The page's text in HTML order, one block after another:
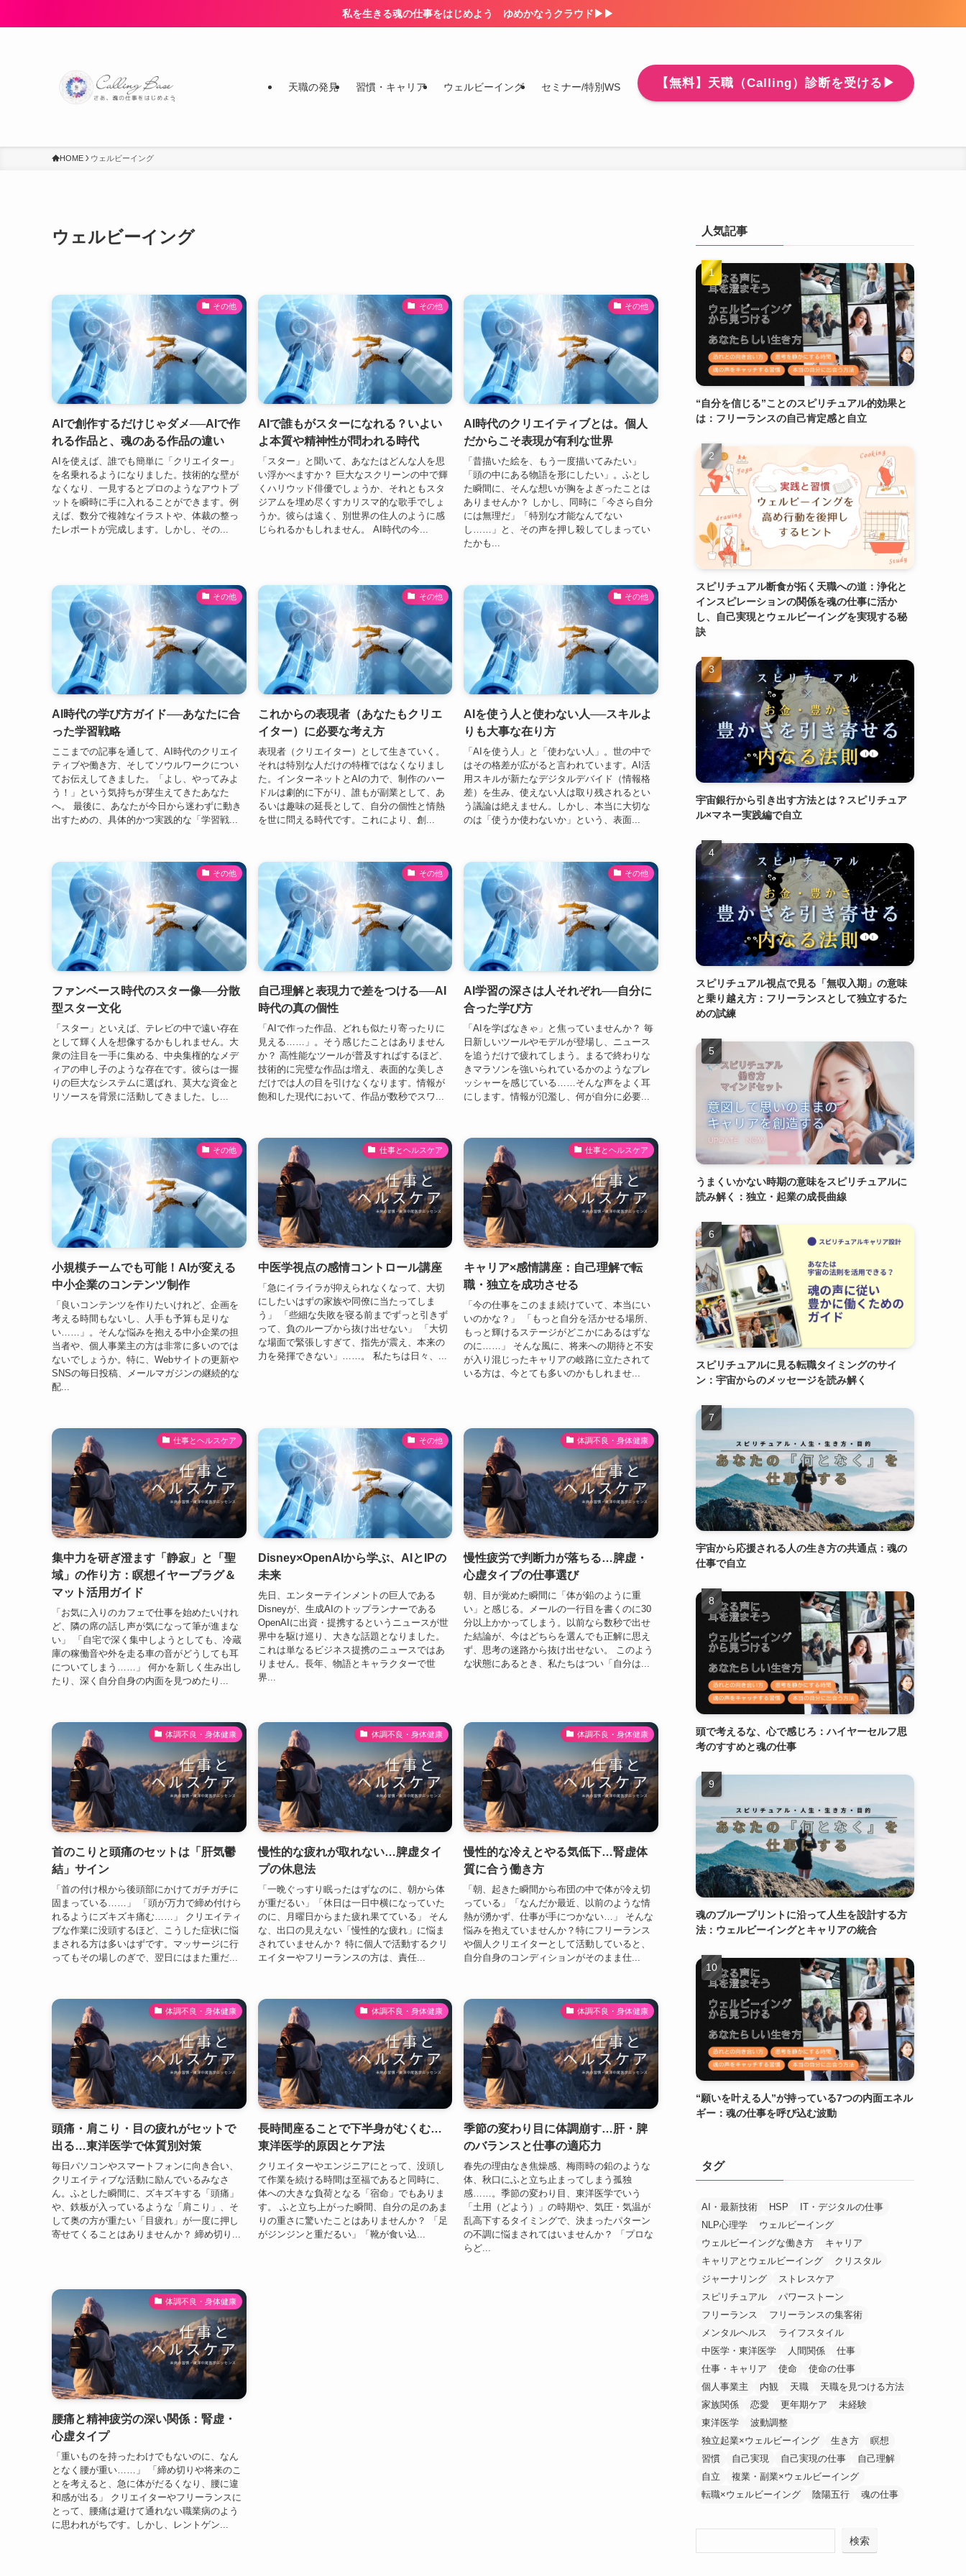
私を生きる魂の仕事をはじめよう ゆめかなうクラウド▶▶
天職の発見 習慣・キャリア ウェルビーイング セミナー/特別WS 【無料】天職（Calling）診断を受ける▶
HOME ウェルビーイング
ウェルビーイング
その他
AIで創作するだけじゃダメ──AIで作
れる作品と、魂のある作品の違い
AIを使えば、誰でも簡単に「クリエイター」
を名乗れるようになりました。技術的な壁が
なくなり、一見するとプロのようなアウトプ
ットを瞬時に手に入れることができます。例
えば、数分で複雑なイラストや、体裁の整っ
たレポートが完成します。しかし、その...
その他
AIで誰もがスターになれる？いよい
よ本質や精神性が問われる時代
「スター」と聞いて、あなたはどんな人を思
い浮かべますか？ 巨大なスクリーンの中で輝
くハリウッド俳優でしょうか、それともスタ
ジアムを埋め尽くすカリスマ的な歌手でしょ
うか。彼らは遠く、別世界の住人のように感
じられるかもしれません。 AI時代の今...
その他
AI時代のクリエイティブとは。個人
だからこそ表現が有利な世界
「昔描いた絵を、もう一度描いてみたい」
「頭の中にある物語を形にしたい」。ふとし
た瞬間に、そんな想いが胸をよぎったことは
ありませんか？ しかし、同時に「今さら自分
には無理だ」「特別な才能なんてない
し……」と、その声を押し殺してしまってい
たかも...
その他
AI時代の学び方ガイド──あなたに合
った学習戦略
ここまでの記事を通して、AI時代のクリエイ
ティブや働き方、そしてソウルワークについ
てお伝えしてきました。「よし、やってみよ
う！」という気持ちが芽生えてきたあなた
へ。 最後に、あなたが今日から迷わずに動き
出すための、具体的かつ実践的な「学習戦...
その他
これからの表現者（あなたもクリエ
イター）に必要な考え方
表現者（クリエイター）として生きていく。
それは特別な人だけの特権ではなくなりまし
た。インターネットとAIの力で、制作のハー
ドルは劇的に下がり、誰もが副業として、あ
るいは趣味の延長として、自分の個性と情熱
を世に問える時代です。これにより、創...
その他
AIを使う人と使わない人──スキルよ
りも大事な在り方
「AIを使う人」と「使わない人」。世の中で
はその格差が広がると言われています。AI活
用スキルが新たなデジタルデバイド（情報格
差）を生み、使えない人は取り残されるとい
う議論は絶えません。しかし、本当に大切な
のは「使うか使わないか」という、表面...
その他
ファンベース時代のスター像──分散
型スター文化
「スター」といえば、テレビの中で遠い存在
として輝く人を想像するかもしれません。大
衆の注目を一手に集める、中央集権的なメデ
ィアの申し子のような存在です。彼らは一握
りの巨大なシステムに選ばれ、莫大な資金と
リソースを背景に活動してきました。し...
その他
自己理解と表現力で差をつける──AI
時代の真の個性
「AIで作った作品、どれも似たり寄ったりに
見える……」。そう感じたことはありません
か？ 高性能なツールが普及すればするほど、
技術的に完璧な作品は増え、表面的な美しさ
だけでは人の目を引けなくなります。情報が
飽和した現代において、作品が数秒でスワ...
その他
AI学習の深さは人それぞれ──自分に
合った学び方
「AIを学ばなきゃ」と焦っていませんか？ 毎
日新しいツールやモデルが登場し、ニュース
を追うだけで疲れてしまう。まるで終わりな
きマラソンを強いられているかのようなプレ
ッシャーを感じている……そんな声をよく耳
にします。情報が氾濫し、何が自分に必要...
その他
小規模チームでも可能！AIが変える
中小企業のコンテンツ制作
「良いコンテンツを作りたいけれど、企画を
考える時間もないし、人手も予算も足りな
い……」。そんな悩みを抱える中小企業の担
当者や、個人事業主の方は非常に多いのでは
ないでしょうか。特に、Webサイトの更新や
SNSの毎日投稿、メールマガジンの継続的な
配...
仕事とヘルスケア
中医学視点の感情コントロール講座
「急にイライラが抑えられなくなって、大切
にしたいはずの家族や同僚に当たってしま
う」 「些細な失敗を寝る前までずっと引きず
って、負のループから抜け出せない」 「大切
な場面で緊張しすぎて、指先が震え、本来の
力を発揮できない」……。 私たちは日々、...
仕事とヘルスケア
キャリア×感情講座：自己理解で転
職・独立を成功させる
「今の仕事をこのまま続けていて、本当にい
いのかな？」 「もっと自分を活かせる場所、
もっと輝けるステージがどこかにあるはずな
のに……」 そんな風に、将来への期待と不安
が入り混じったキャリアの岐路に立たされて
いる方は、今とても多いのかもしれませ...
仕事とヘルスケア
集中力を研ぎ澄ます「静寂」と「聖
域」の作り方：瞑想イヤープラグ＆
マット活用ガイド
「お気に入りのカフェで仕事を始めたいけれ
ど、隣の席の話し声が気になって筆が進まな
い」 「自宅で深く集中しようとしても、冷蔵
庫の稼働音や外を走る車の音がどうしても耳
についてしまう……」 何かを新しく生み出し
たり、深く自分自身の内面を見つめたり...
その他
Disney×OpenAIから学ぶ、AIとIPの
未来
先日、エンターテインメントの巨人である
Disneyが、生成AIのトップランナーである
OpenAIに出資・提携するというニュースが世
界中を駆け巡り、大きな話題となりました。
これは単なるビジネス提携のニュースではあ
りません。長年、物語とキャラクターで世
界...
体調不良・身体健康
慢性疲労で判断力が落ちる…脾虚・
心虚タイプの仕事選び
朝、目が覚めた瞬間に「体が鉛のように重
い」と感じる。メールの一行目を書くのに30
分以上かかってしまう。以前なら数秒で出せ
た結論が、今はどちらを選んでも正解に思え
ず、思考の迷路から抜け出せない。 このよう
な状態にあるとき、私たちはつい「自分は...
体調不良・身体健康
首のこりと頭痛のセットは「肝気鬱
結」サイン
「首の付け根から後頭部にかけてガチガチに
固まっている……」 「頭が万力で締め付けら
れるようにズキズキ痛む……」 クリエイティ
ブな作業に没頭するほど、こうした症状に悩
まされる方は多いはずです。マッサージに行
ってもその場しのぎで、翌日にはまた重だ...
体調不良・身体健康
慢性的な疲れが取れない…脾虚タイ
プの休息法
「一晩ぐっすり眠ったはずなのに、朝から体
が重だるい」「休日は一日中横になっていた
のに、月曜日からまた疲れ果てている」 そん
な、出口の見えない「慢性的な疲れ」に悩ま
されていませんか？ 特に個人で活動するクリ
エイターやフリーランスの方は、責任...
体調不良・身体健康
慢性的な冷えとやる気低下…腎虚体
質に合う働き方
「朝、起きた瞬間から布団の中で体が冷え切
っている」「なんだか最近、以前のような情
熱が湧かず、仕事が手につかない…」 そんな
悩みを抱えていませんか？特にフリーランス
や個人クリエイターとして活動していると、
自分自身のコンディションがそのまま仕...
体調不良・身体健康
頭痛・肩こり・目の疲れがセットで
出る…東洋医学で体質別対策
毎日パソコンやスマートフォンに向き合い、
クリエイティブな活動に励んでいるみなさ
ん。ふとした瞬間に、ズキズキする「頭痛」
や、鉄板が入っているような「肩こり」、そ
して奥の方が重たい「目疲れ」が一度に押し
寄せてくることはありませんか？ 締め切り...
体調不良・身体健康
長時間座ることで下半身がむくむ…
東洋医学的原因とケア法
クリエイターやエンジニアにとって、没頭し
て作業を続ける時間は至福であると同時に、
体への大きな負荷となる「宿命」でもありま
す。 ふと立ち上がった瞬間、自分の足のあま
りの重さに驚いたことはありませんか？ 「足
がジンジンと重だるい」「靴が食い込...
体調不良・身体健康
季節の変わり目に体調崩す…肝・脾
のバランスと仕事の適応力
春先の理由なき焦燥感、梅雨時の鉛のような
体、秋口にふと立ち止まってしまう孤独
感……。季節の変わり目、東洋医学でいう
「土用（どよう）」の時期や、気圧・気温が
乱高下するタイミングで、決まったパターン
の不調に悩まされてはいませんか？ 「プロな
らど...
体調不良・身体健康
腰痛と精神疲労の深い関係：腎虚・
心虚タイプ
「重いものを持ったわけでもないのに、なん
となく腰が重い……」 「締め切りや将来のこ
とを考えると、急に体がだるくなり、腰に違
和感が出る」 クリエイターやフリーランスに
とって、腰痛は避けて通れない職業病のよう
に思われがちです。しかし、レントゲン...
人気記事
“自分を信じる”ことのスピリチュアル的効果と
は：フリーランスの自己肯定感と自立
スピリチュアル断食が拓く天職への道：浄化と
インスピレーションの関係を魂の仕事に活か
し、自己実現とウェルビーイングを実現する秘
訣
宇宙銀行から引き出す方法とは？スピリチュア
ル×マネー実践編で自立
スピリチュアル視点で見る「無収入期」の意味
と乗り越え方：フリーランスとして独立するた
めの試練
うまくいかない時期の意味をスピリチュアルに
読み解く：独立・起業の成長曲線
スピリチュアルに見る転職タイミングのサイ
ン：宇宙からのメッセージを読み解く
宇宙から応援される人の生き方の共通点：魂の
仕事で自立
頭で考えるな、心で感じろ：ハイヤーセルフ思
考のすすめと魂の仕事
魂のブループリントに沿って人生を設計する方
法：ウェルビーイングとキャリアの統合
“願いを叶える人”が持っている7つの内面エネル
ギー：魂の仕事を呼び込む波動
タグ
AI・最新技術 HSP
IT・デジタルの仕事
NLP心理学
ウェルビーイング
ウェルビーイングな働き方
キャリア
キャリアとウェルビーイング
クリスタル
ジャーナリング
ストレスケア
スピリチュアル
パワーストーン
フリーランス
フリーランスの集客術
メンタルヘルス
ライフスタイル
中医学・東洋医学
人間関係
仕事
仕事・キャリア
使命
使命の仕事
個人事業主
内観 天職
天職を見つける方法
家族関係
恋愛 更年期ケア
未経験
東洋医学
波動調整
独立起業×ウェルビーイング
生き方
瞑想
習慣
自己実現 自己実現の仕事
自己理解
自立
複業・副業×ウェルビーイング
転職×ウェルビーイング
陰陽五行 魂の仕事
検索